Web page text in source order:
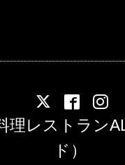
理レストラン
ド）